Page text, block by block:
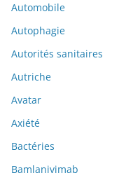
Automobile
Autophagie
Autorités sanitaires
Autriche
Avatar
Axiété
Bactéries
Bamlanivimab